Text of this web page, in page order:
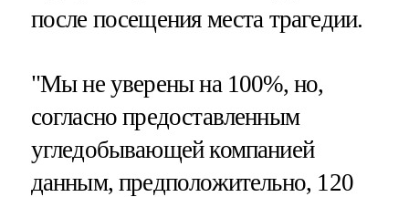
после посещения места трагедии.
"Мы не уверены на 100%, но,
согласно предоставленным
угледобывающей компанией
данным, предположительно, 120